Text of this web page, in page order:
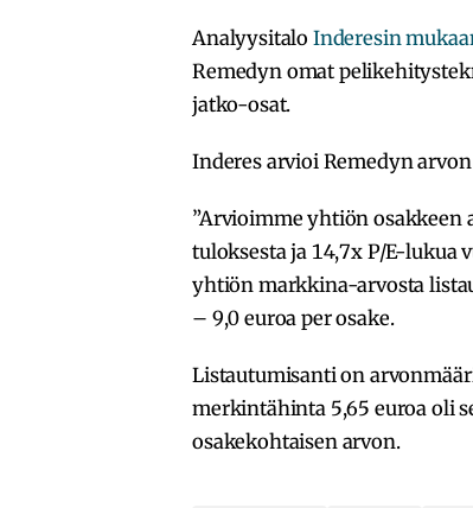
Analyysitalo Inderesin
Remedyn omat
jatko-osat.
Inderes arvioi Remedyn
”Arvioimme yhtiön osakkeen
tuloksesta ja 14,7x P/E-lukua
yhtiön markkina-arvosta
– 9,0 euroa per osake.
Listautumisanti on
merkintähinta 5,65 euroa oli
osakekohtaisen arvon.